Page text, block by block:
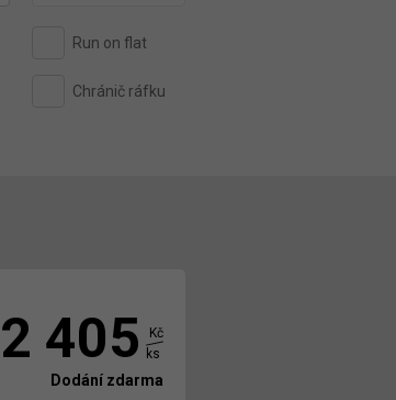
Run on flat
Chránič ráfku
2 405
Kč
ks
Dodání zdarma